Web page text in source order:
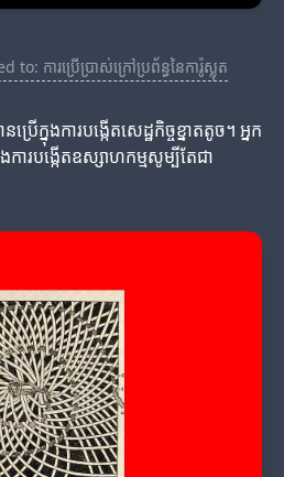
ការប្រើប្រាស់ក្រៅប្រព័ន្ធនៃការ៉ូស្លុត
រើក្នុងការបង្កើតសេដ្ឋកិច្ចខ្នាតតូច។ អ្នក
របង្កើតឧស្សាហកម្មសូម្បីតែជា